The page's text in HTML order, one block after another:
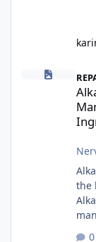
Alka Slim
the